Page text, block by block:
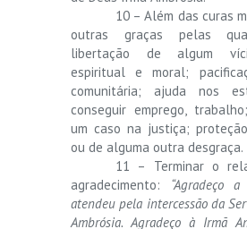
10 – Além das curas
outras graças pelas
libertação de algum
espiritual e moral;
comunitária; ajuda nos
conseguir emprego,
um caso na justiça;
ou de alguma outra desgraça.
11 – Terminar o
agradecimento: “Agradeço
atendeu pela intercessão da
Ambrósia. Agradeço à Irmã